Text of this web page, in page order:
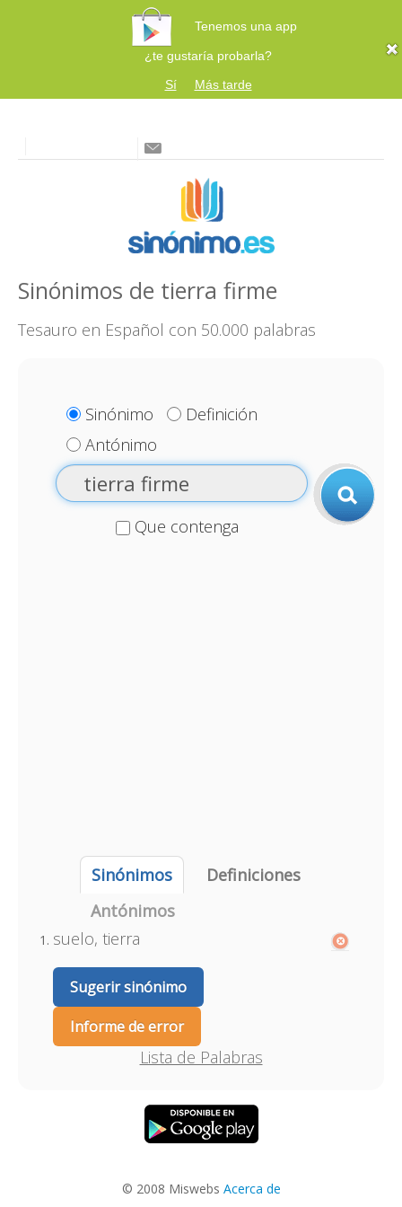
Tenemos una app
¿te gustaría probarla?
Sí
Más tarde
Sinónimos de tierra firme
Tesauro en Español con 50.000 palabras
Sinónimo
Definición
Antónimo
Que contenga
Sinónimos
Definiciones
Antónimos
suelo, tierra
Sugerir sinónimo
Informe de error
Lista de Palabras
© 2008 Miswebs Acerca de